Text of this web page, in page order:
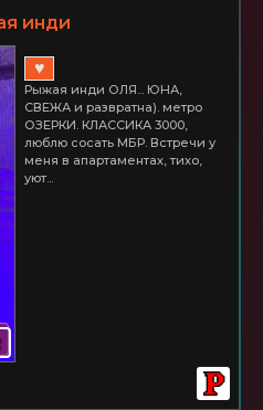
инди
♥
Рыжая инди ОЛЯ... ЮНА,
СВЕЖА и развратна). метро
ОЗЕРКИ. КЛАССИКА 3000,
люблю сосать МБР. Встречи у
меня в апартаментах, тихо,
уют...